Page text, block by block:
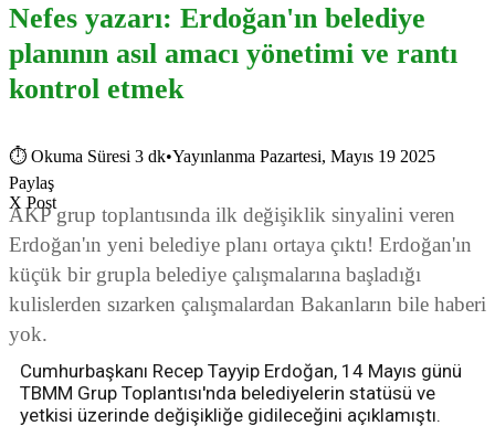
Nefes yazarı: Erdoğan'ın belediye
planının asıl amacı yönetimi ve rantı
kontrol etmek
⏱ Okuma Süresi 3 dk•Yayınlanma Pazartesi, Mayıs 19 2025
Paylaş
X Post
AKP grup toplantısında ilk değişiklik sinyalini veren
Erdoğan'ın yeni belediye planı ortaya çıktı! Erdoğan'ın
küçük bir grupla belediye çalışmalarına başladığı
kulislerden sızarken çalışmalardan Bakanların bile haberi
yok.
Cumhurbaşkanı Recep Tayyip Erdoğan, 14 Mayıs günü
TBMM Grup Toplantısı'nda belediyelerin statüsü ve
yetkisi üzerinde değişikliğe gidileceğini açıklamıştı.